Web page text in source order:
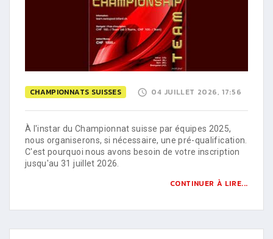
CHAMPIONNATS SUISSES 04 JUILLET 2026, 17:56
À l'instar du Championnat suisse par équipes 2025,
nous organiserons, si nécessaire, une pré-qualification.
C'est pourquoi nous avons besoin de votre inscription
jusqu'au 31 juillet 2026.
CONTINUER À LIRE...